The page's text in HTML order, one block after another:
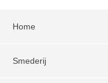
Home
Smederij